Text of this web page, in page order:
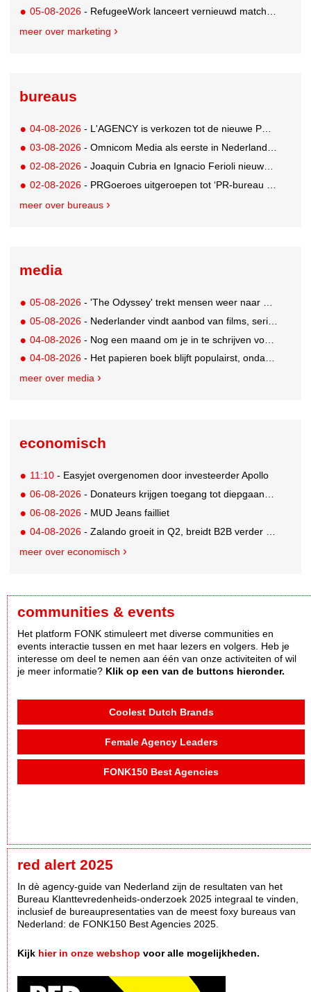
05-08-2026 - RefugeeWork lanceert vernieuwd matchingplatform voor nieuwkomers en werkgevers
meer over marketing
bureaus
04-08-2026 - L'AGENCY is verkozen tot de nieuwe PR-partner van KoRo
03-08-2026 - Omnicom Media als eerste in Nederland actief met advertenties in ChatGPT
02-08-2026 - Joaquin Cubria en Ignacio Ferioli nieuwe Global CCO’s GUT, Renata Neumann Global Head of Production
02-08-2026 - PRGoeroes uitgeroepen tot ‘PR-bureau van het jaar 2026’
meer over bureaus
media
05-08-2026 - 'The Odyssey' trekt mensen weer naar de bioscoop
05-08-2026 - Nederlander vindt aanbod van films, series en sport vaak versnipperd
04-08-2026 - Nog een maand om je in te schrijven voor de Mercurs 2026
04-08-2026 - Het papieren boek blijft populairst, ondanks digitale alternatieven
meer over media
economisch
11:10 - Easyjet overgenomen door investeerder Apollo
06-08-2026 - Donateurs krijgen toegang tot diepgaandere informatie over goede doelen
06-08-2026 - MUD Jeans failliet
04-08-2026 - Zalando groeit in Q2, breidt B2B verder uit en innoveert met AI
meer over economisch
communities & events
Het platform FONK stimuleert met diverse communities en
events interactie tussen en met haar lezers en volgers. Heb je
interesse om deel te nemen aan één van onze activiteiten of wil
je meer informatie? Klik op een van de buttons hieronder.
Coolest Dutch Brands
Female Agency Leaders
FONK150 Best Agencies
red alert 2025
In dè agency-guide van Nederland zijn de resultaten van het
Bureau Klanttevredenheids-onderzoek 2025 integraal te vinden,
inclusief de bureaupresentaties van de meest foxy bureaus van
Nederland: de FONK150 Best Agencies 2025.
Kijk hier in onze webshop voor alle mogelijkheden.